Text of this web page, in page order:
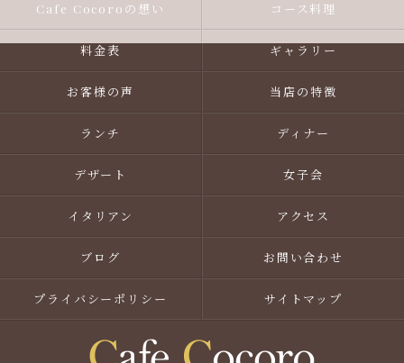
Cafe Cocoroの想い コース料理
料金表 ギャラリー
お客様の声 当店の特徴
ランチ ディナー
デザート 女子会
イタリアン アクセス
ブログ お問い合わせ
プライバシーポリシー サイトマップ